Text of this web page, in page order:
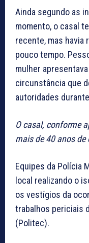
Ainda segundo as
momento, o casal
recente, mas havia
pouco tempo.
mulher
circunstância que
autoridades
O casal, conforme
mais de 40 anos
Equipes da Polícia
local realizando o
os vestígios da
trabalhos periciais
(Politec).